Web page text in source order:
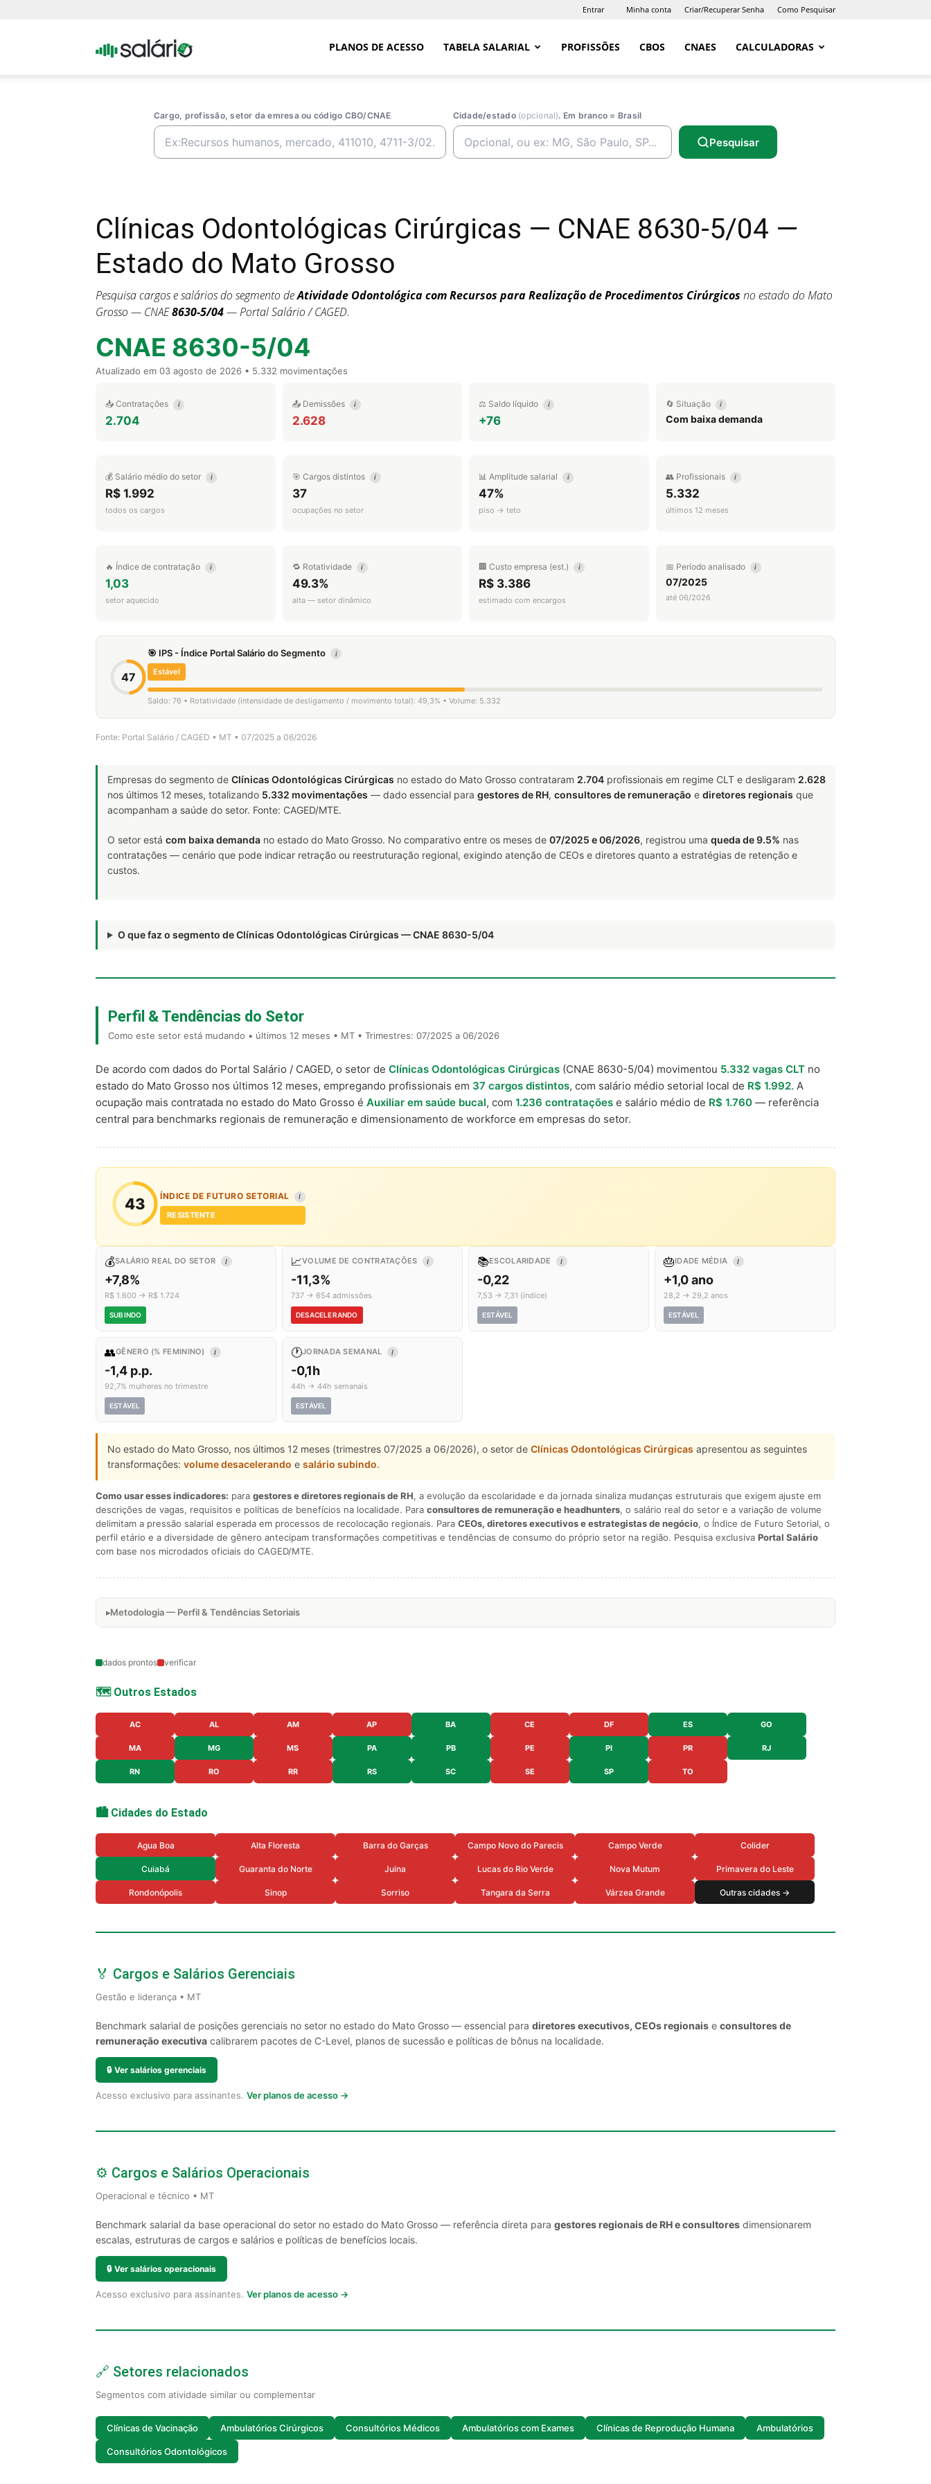
Entrar Minha conta Criar/Recuperar Senha Como Pesquisar
Portal PLANOS DE ACESSO TABELA SALARIAL PROFISSÕES CBOS CNAES CALCULADORAS
Cargo, profissão, setor da emresa ou código CBO/CNAE Cidade/estado (opcional). Em branco = Brasil
Pesquisar
Clínicas Odontológicas Cirúrgicas — CNAE 8630-5/04 —
Estado do Mato Grosso
Pesquisa cargos e salários do segmento deAtividade Odontológica com Recursos para Realização de Procedimentos Cirúrgicos no estado do Mato
Grosso — CNAE8630-5/04— Portal Salário / CAGED.
CNAE 8630-5/04
Atualizado em 03 agosto de 2026 • 5.332 movimentações
📥 Contratações i
2.704
📤 Demissões i
2.628
⚖️ Saldo líquido i
+76
🔄 Situação i
Com baixa demanda
💰 Salário médio do setor i
R$ 1.992
todos os cargos
🎯 Cargos distintos i
37
ocupações no setor
📊 Amplitude salarial i
47%
piso → teto
👥 Profissionais i
5.332
últimos 12 meses
🔥 Índice de contratação i
1,03
setor aquecido
🔁 Rotatividade i
49.3%
alta — setor dinâmico
🏢 Custo empresa (est.) i
R$ 3.386
estimado com encargos
📅 Período analisado i
07/2025
até 06/2026
47
🎯 IPS - Índice Portal Salário do Segmento i
Estável
Saldo: 76 • Rotatividade (intensidade de desligamento / movimento total): 49,3% • Volume: 5.332
Fonte: Portal Salário / CAGED • MT • 07/2025 a 06/2026
Empresas do segmento de Clínicas Odontológicas Cirúrgicas no estado do Mato Grosso contrataram 2.704 profissionais em regime CLT e desligaram 2.628
nos últimos 12 meses, totalizando 5.332 movimentações — dado essencial para gestores de RH, consultores de remuneração e diretores regionais que
acompanham a saúde do setor. Fonte: CAGED/MTE.
O setor está com baixa demanda no estado do Mato Grosso. No comparativo entre os meses de 07/2025 e 06/2026, registrou uma queda de 9.5% nas
contratações — cenário que pode indicar retração ou reestruturação regional, exigindo atenção de CEOs e diretores quanto a estratégias de retenção e
custos.
O que faz o segmento de Clínicas Odontológicas Cirúrgicas — CNAE 8630-5/04
Perfil & Tendências do Setor
Como este setor está mudando • últimos 12 meses • MT • Trimestres: 07/2025 a 06/2026
De acordo com dados do Portal Salário / CAGED, o setor de Clínicas Odontológicas Cirúrgicas (CNAE 8630-5/04) movimentou 5.332 vagas CLT no
estado do Mato Grosso nos últimos 12 meses, empregando profissionais em 37 cargos distintos, com salário médio setorial local de R$ 1.992. A
ocupação mais contratada no estado do Mato Grosso é Auxiliar em saúde bucal, com 1.236 contratações e salário médio de R$ 1.760 — referência
central para benchmarks regionais de remuneração e dimensionamento de workforce em empresas do setor.
43 ÍNDICE DE FUTURO SETORIAL I
RESISTENTE
💰SALÁRIO REAL DO SETOR I
+7,8%
R$ 1.600 → R$ 1.724
SUBINDO
📈VOLUME DE CONTRATAÇÕES I
-11,3%
737 → 654 admissões
DESACELERANDO
📚ESCOLARIDADE I
-0,22
7,53 → 7,31 (índice)
ESTÁVEL
🎂IDADE MÉDIA I
+1,0 ano
28,2 → 29,2 anos
ESTÁVEL
👥GÊNERO (% FEMININO) I
-1,4 p.p.
92,7% mulheres no trimestre
ESTÁVEL
🕐JORNADA SEMANAL I
-0,1h
44h → 44h semanais
ESTÁVEL
No estado do Mato Grosso, nos últimos 12 meses (trimestres 07/2025 a 06/2026), o setor de Clínicas Odontológicas Cirúrgicas apresentou as seguintes
transformações: volume desacelerando e salário subindo.
Como usar esses indicadores: para gestores e diretores regionais de RH, a evolução da escolaridade e da jornada sinaliza mudanças estruturais que exigem ajuste em
descrições de vagas, requisitos e políticas de benefícios na localidade. Para consultores de remuneração e headhunters, o salário real do setor e a variação de volume
delimitam a pressão salarial esperada em processos de recolocação regionais. Para CEOs, diretores executivos e estrategistas de negócio, o Índice de Futuro Setorial, o
perfil etário e a diversidade de gênero antecipam transformações competitivas e tendências de consumo do próprio setor na região. Pesquisa exclusiva Portal Salário
com base nos microdados oficiais do CAGED/MTE.
Metodologia — Perfil & Tendências Setoriais
dados prontos verificar
🗺️ Outros Estados
AC AL AM AP BA CE DF ES GO
MA MG MS PA PB PE PI PR RJ
RN RO RR RS SC SE SP TO
🏙️ Cidades do Estado
Agua Boa Alta Floresta Barra do Garças Campo Novo do Parecis Campo Verde Colider
Cuiabá Guaranta do Norte Juina Lucas do Rio Verde Nova Mutum Primavera do Leste
Rondonópolis Sinop Sorriso Tangara da Serra Várzea Grande Outras cidades →
🏅 Cargos e Salários Gerenciais
Gestão e liderança • MT
Benchmark salarial de posições gerenciais no setor no estado do Mato Grosso — essencial para diretores executivos, CEOs regionais e consultores de
remuneração executiva calibrarem pacotes de C-Level, planos de sucessão e políticas de bônus na localidade.
🔒 Ver salários gerenciais
Acesso exclusivo para assinantes. Ver planos de acesso →
⚙️ Cargos e Salários Operacionais
Operacional e técnico • MT
Benchmark salarial da base operacional do setor no estado do Mato Grosso — referência direta para gestores regionais de RH e consultores dimensionarem
escalas, estruturas de cargos e salários e políticas de benefícios locais.
🔒 Ver salários operacionais
Acesso exclusivo para assinantes. Ver planos de acesso →
🔗 Setores relacionados
Segmentos com atividade similar ou complementar
Clínicas de Vacinação Ambulatórios Cirúrgicos Consultórios Médicos Ambulatórios com Exames Clínicas de Reprodução Humana Ambulatórios
Consultórios Odontológicos